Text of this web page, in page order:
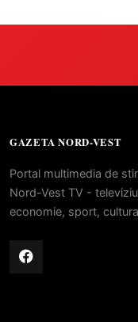
GAZETA NORD-VEST
Portal multimedia de
Nord-Vest TV -
economie, sport,